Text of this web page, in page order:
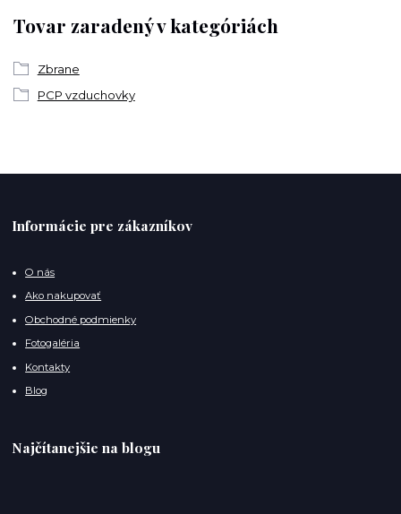
Tovar zaradený v kategóriách
Zbrane
PCP vzduchovky
Informácie pre zákazníkov
O nás
Ako nakupovať
Obchodné podmienky
Fotogaléria
Kontakty
Blog
Najčítanejšie na blogu